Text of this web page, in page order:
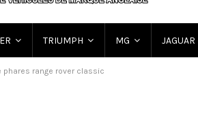
TRIUMPH MG JAGUAR
phares range rover classic